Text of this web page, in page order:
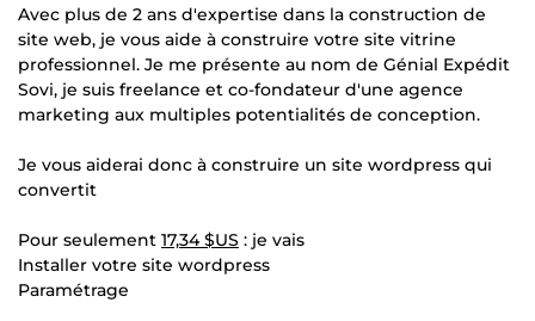
Avec plus de 2 ans d'expertise dans la construction de
site web, je vous aide à construire votre site vitrine
professionnel. Je me présente au nom de Génial Expédit
Sovi, je suis freelance et co-fondateur d'une agence
marketing aux multiples potentialités de conception.
Je vous aiderai donc à construire un site wordpress qui
convertit
Pour seulement 17,34 $US : je vais
Installer votre site wordpress
Paramétrage